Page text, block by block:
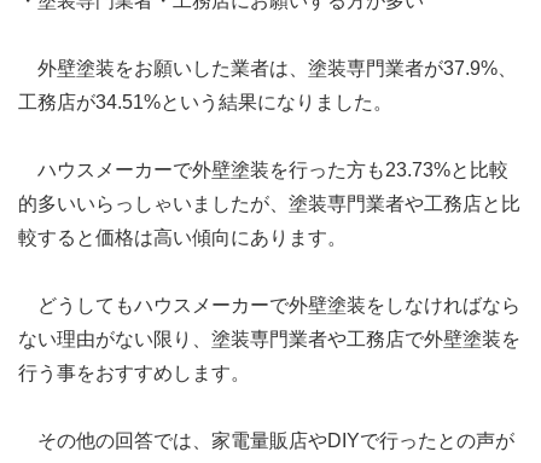
外壁塗装をお願いした業者は、塗装専門業者が37.9%、
工務店が34.51%という結果になりました。
ハウスメーカーで外壁塗装を行った方も23.73%と比較
的多いいらっしゃいましたが、塗装専門業者や工務店と比
較すると価格は高い傾向にあります。
どうしてもハウスメーカーで外壁塗装をしなければなら
ない理由がない限り、塗装専門業者や工務店で外壁塗装を
行う事をおすすめします。
その他の回答では、家電量販店やDIYで行ったとの声が